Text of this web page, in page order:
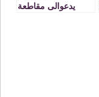
يدعوالى مقاطعة